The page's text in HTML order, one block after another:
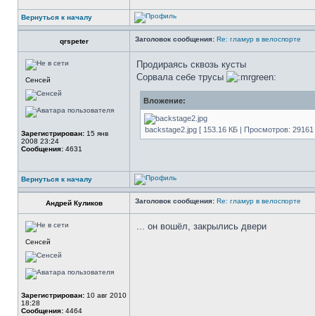
Вернуться к началу
qrspeter Заголовок сообщения: Re: гламур в велоспорте
Сенсей
Зарегистрирован: 15 янв
2008 23:24
Сообщения: 4631
Продираясь сквозь кусты
Сорвала себе трусы
Вложение:
backstage2.jpg [ 153.16 КБ | Просмотров: 29161
Вернуться к началу
Андрей Куликов Заголовок сообщения: Re: гламур в велоспорте
Сенсей
Зарегистрирован: 10 авг 2010
18:28
Сообщения: 4464
... он вошёл, закрылись двери